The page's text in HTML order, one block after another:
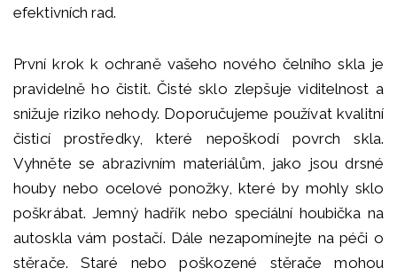
efektivních rad.
První krok k ochraně vašeho nového čelního skla je
pravidelně ho čistit. Čisté sklo zlepšuje viditelnost a
snižuje riziko nehody. Doporučujeme používat kvalitní
čisticí prostředky, které nepoškodí povrch skla.
Vyhněte se abrazivním materiálům, jako jsou drsné
houby nebo ocelové ponožky, které by mohly sklo
poškrábat. Jemný hadřík nebo speciální houbička na
autoskla vám postačí. Dále nezapomínejte na péči o
stěrače. Staré nebo poškozené stěrače mohou